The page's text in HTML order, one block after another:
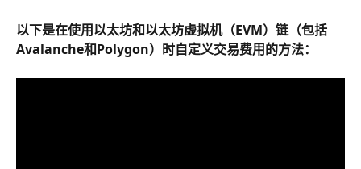
以下是在使用以太坊和以太坊虚拟机（EVM）链（包括
Avalanche和Polygon）时自定义交易费用的方法：